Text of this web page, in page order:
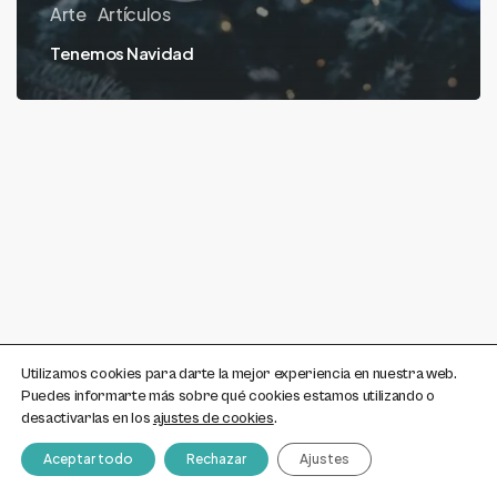
Arte Artículos
Tenemos Navidad
Utilizamos cookies para darte la mejor experiencia en nuestra web.
Puedes informarte más sobre qué cookies estamos utilizando o
desactivarlas en losajustes de cookies.
Aceptar todo Rechazar Ajustes